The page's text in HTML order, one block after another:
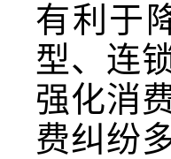
有利于
型、连
强化消
费纠纷